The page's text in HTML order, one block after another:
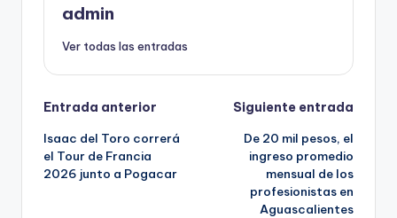
admin
Ver todas las entradas
Navegación
de
entradas
Entrada anterior
Isaac del Toro correrá
el Tour de Francia
2026 junto a Pogacar
Siguiente entrada
De 20 mil pesos, el
ingreso promedio
mensual de los
profesionistas en
Aguascalientes